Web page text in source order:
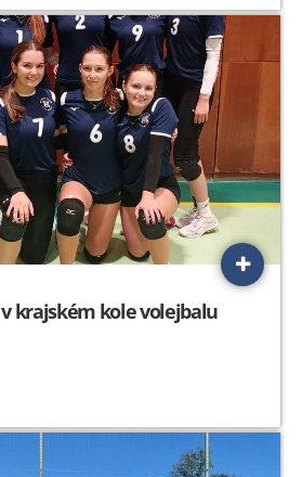
krajském kole volejbalu